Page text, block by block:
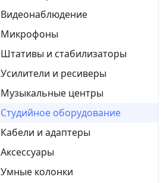
Видеонаблюдение
Микрофоны
Штативы и стабилизаторы
Усилители и ресиверы
Музыкальные центры
Студийное оборудование
Кабели и адаптеры
Аксессуары
Умные колонки